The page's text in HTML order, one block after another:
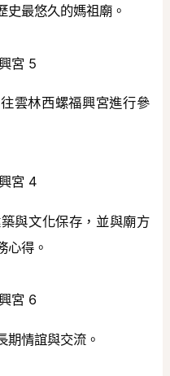
史最悠久的媽祖廟。
雲林西螺福興宮進行參
與文化保存，並與廟方
心得。
期情誼與交流。